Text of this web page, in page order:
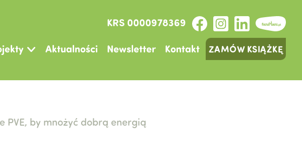
KRS 0000978369
Aktualności Newsletter Kontakt ZAMÓW KSIĄŻKĘ
by mnożyć dobrą energią